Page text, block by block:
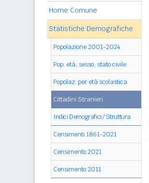
Home Comune
Statistiche Demografiche
Popolazione 2001-2024
Pop. età, sesso, stato civile
Popolaz. per età scolastica
Cittadini Stranieri
Indici Demografici / Struttura
Censimenti 1861-2021
Censimento 2021
Censimento 2011